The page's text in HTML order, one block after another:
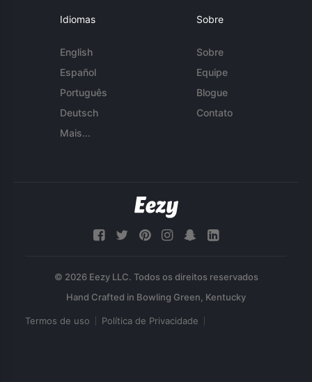
Idiomas
English
Español
Português
Deutsch
Mais...
Sobre
Sobre
Equipe
Blogue
Contato
© 2026 Eezy LLC. Todos os direitos reservados
Termos de uso Política de Privacidade